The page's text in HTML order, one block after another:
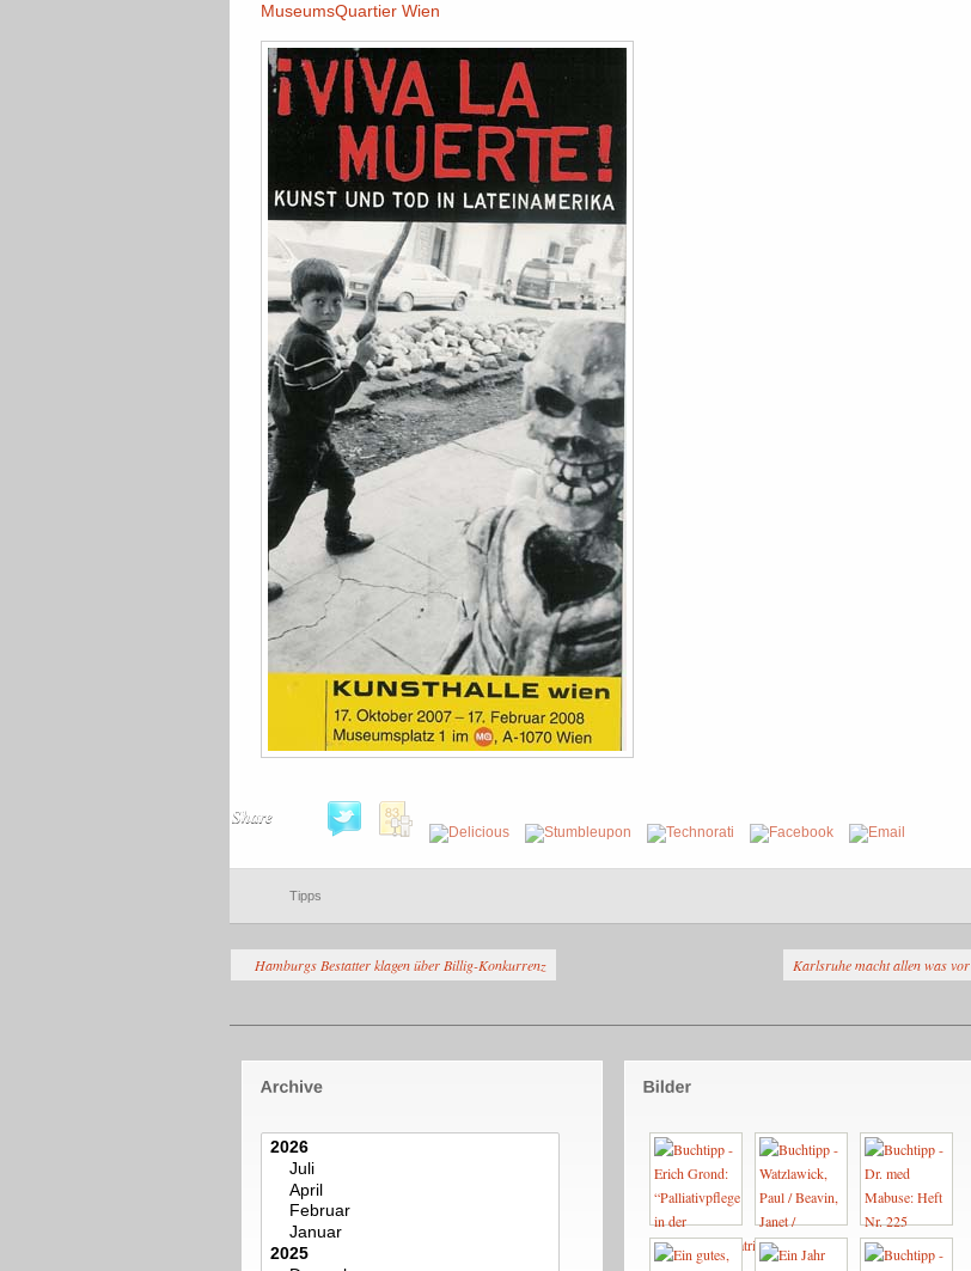
MuseumsQuartier Wien
Share
Tipps
Hamburgs Bestatter klagen über Billig-Konkurrenz Karlsruhe macht allen was vor